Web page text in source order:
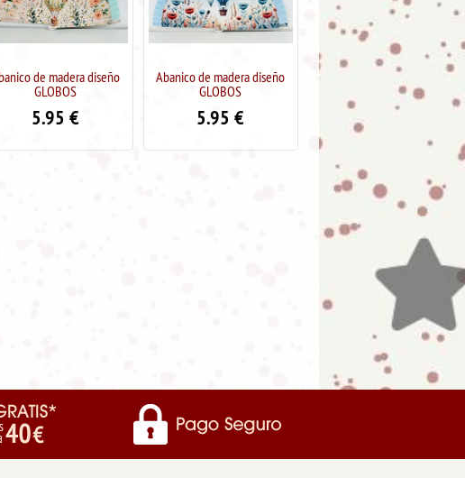
Abanico de madera diseño
GLOBOS
5.95€
Abanico de madera diseño
TRAVEL
5.95€
Abanico de madera diseño
TRAVEL
5.95